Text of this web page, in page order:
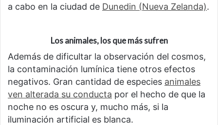
a cabo en la ciudad de Dunedin (Nueva Zelanda).
Los animales, los que más sufren
Además de dificultar la observación del cosmos,
la contaminación lumínica tiene otros efectos
negativos. Gran cantidad de especies animales
ven alterada su conducta por el hecho de que la
noche no es oscura y, mucho más, si la
iluminación artificial es blanca.